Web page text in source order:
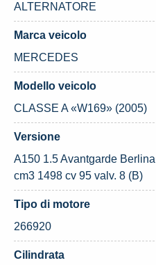
ALTERNATORE
Marca veicolo
MERCEDES
Modello veicolo
CLASSE A «W169» (2005)
Versione
A150 1.5 Avantgarde
cm3 1498 cv 95 valv. 8 (B)
Tipo di motore
266920
Cilindrata